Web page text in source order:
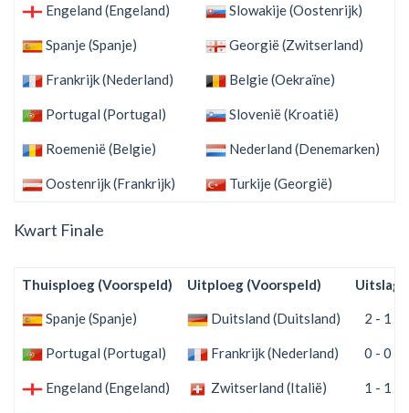
Engeland (Engeland) Slowakije (Oostenrijk)
Spanje (Spanje) Georgië (Zwitserland)
Frankrijk (Nederland) Belgie (Oekraïne)
Portugal (Portugal) Slovenië (Kroatië)
Roemenië (Belgie) Nederland (Denemarken)
Oostenrijk (Frankrijk) Turkije (Georgië)
Kwart Finale
Thuisploeg (Voorspeld) Uitploeg (Voorspeld) Uitslag
Spanje (Spanje) Duitsland (Duitsland) 2 - 1
Portugal (Portugal) Frankrijk (Nederland) 0 - 0
Engeland (Engeland) Zwitserland (Italië) 1 - 1